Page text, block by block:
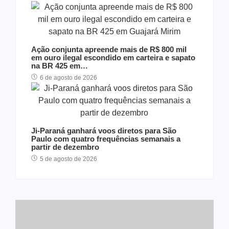
Ação conjunta apreende mais de R$ 800 mil
em ouro ilegal escondido em carteira e sapato
na BR 425 em…
6 de agosto de 2026
Ji-Paraná ganhará voos diretos para São
Paulo com quatro frequências semanais a
partir de dezembro
5 de agosto de 2026